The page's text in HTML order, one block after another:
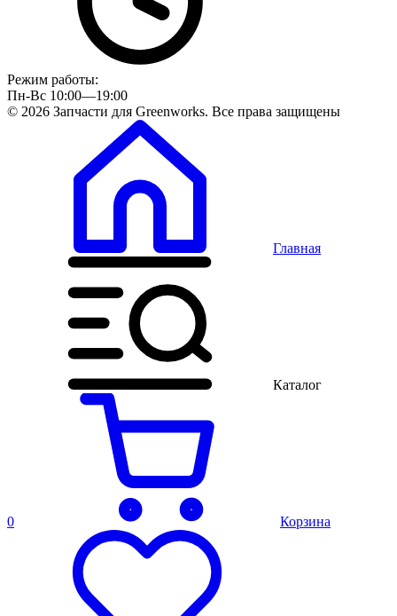
Режим работы:
Пн-Вс 10:00—19:00
© 2026 Запчасти для Greenworks. Все права защищены
Главная
Каталог
0 Корзина